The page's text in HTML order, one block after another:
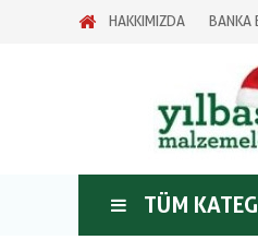
HAKKIMIZDA BANKA
TÜM